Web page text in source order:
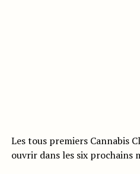
Les tous premiers Cannabis
ouvrir dans les six prochains